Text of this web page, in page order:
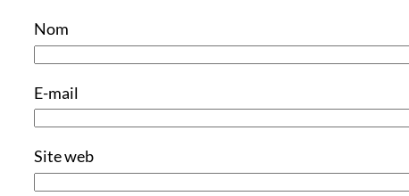
Nom
E-mail
Site web